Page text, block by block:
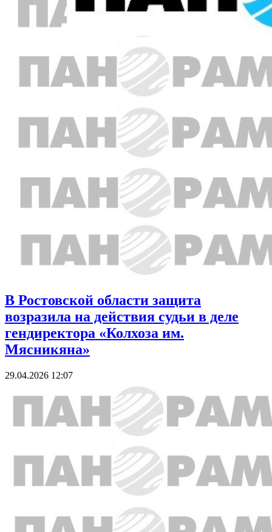
В Ростовской области защита
возразила на действия судьи в деле
гендиректора «Колхоза им.
Мясникяна»
29.04.2026 12:07